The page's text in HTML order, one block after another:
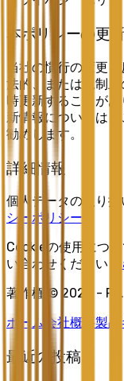
本ポリシーの更新
当社の慣行の変更
法的、または規制上
時更新することがあ
新情報については、
勧めします。
詳細情報
個人データの取り扱
シーポリシー
Cookieの使用につ
い合わせください
著作権 © 2026 -
ホーム
会社概要製品
最近の投稿